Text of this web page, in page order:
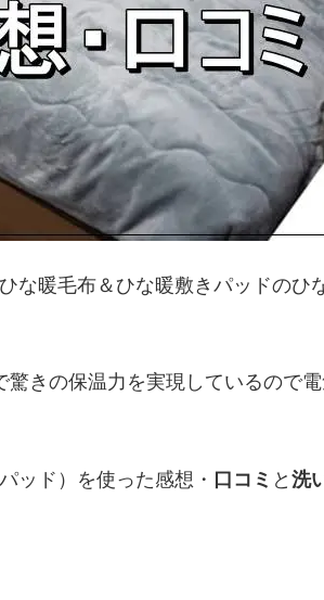
暖毛布＆ひな暖敷きパッドのひ
きの保温力を実現しているので
ッド）を使った感想・ 口コミ と 洗